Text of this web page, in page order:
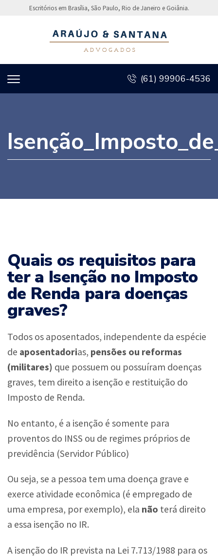
Escritórios em Brasília, São Paulo, Rio de Janeiro e Goiânia.
(61) 99906-4536
Quais os requisitos para
ter a Isenção no Imposto
de Renda para doenças
graves?
Todos os aposentados, independente da espécie
de aposentadorias, pensões ou reformas
(militares) que possuem ou possuíram doenças
graves, tem direito a isenção e restituição do
Imposto de Renda.
No entanto, é a isenção é somente para
proventos do INSS ou de regimes próprios de
previdência (Servidor Público)
Ou seja, se a pessoa tem uma doença grave e
exerce atividade econômica (é empregado de
uma empresa, por exemplo), ela não terá direito
a essa isenção no IR.
A isenção do IR prevista na Lei 7.713/1988 para os